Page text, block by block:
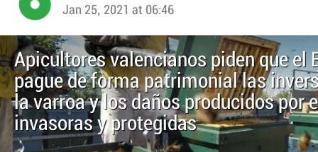
Jan 25, 2021 at 06:46
Apicultores valencianos piden que el
pague de forma patrimonial las
la varroa y los daños producidos por
invasoras y protegidas